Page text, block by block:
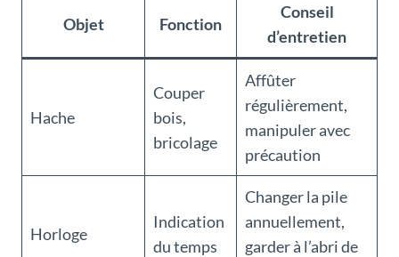
Objet Fonction
Conseil
d’entretien
Hache
Couper
bois,
bricolage
Affûter
régulièrement,
manipuler avec
précaution
Horloge
Indication
du temps
Changer la pile
annuellement,
garder à l’abri de